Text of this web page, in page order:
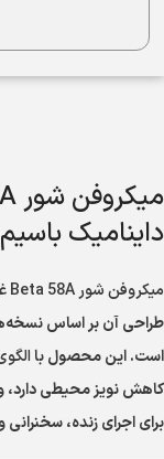
داینامیک باسیم
میکروفن شور Beta 58A غیر اصل
طراحی آن بر اساس
است. این محصول با
کاهش نویز محیطی
برای اجرای زنده،